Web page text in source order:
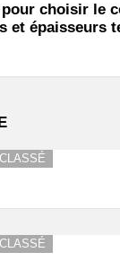
choisir le
et épaisseurs